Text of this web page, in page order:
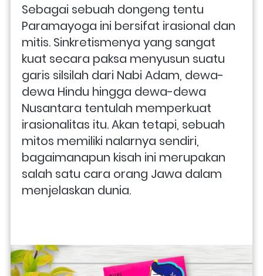
Sebagai sebuah dongeng tentu
Paramayoga ini bersifat irasional dan
mitis. Sinkretismenya yang sangat
kuat secara paksa menyusun suatu
garis silsilah dari Nabi Adam, dewa-
dewa Hindu hingga dewa-dewa
Nusantara tentulah memperkuat
irasionalitas itu. Akan tetapi, sebuah
mitos memiliki nalarnya sendiri,
bagaimanapun kisah ini merupakan
salah satu cara orang Jawa dalam
menjelaskan dunia.